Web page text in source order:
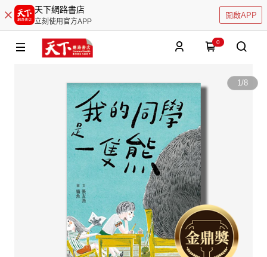
天下網路書店
立刻使用官方APP
開啟APP
0
1/8